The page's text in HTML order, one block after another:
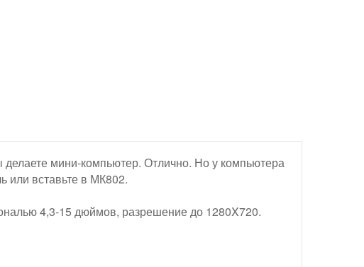
мини-компьютер. Отлично. Но у компьютера
или вставьте в МК802.
4,3-15 дюймов, разрешение до 1280X720.